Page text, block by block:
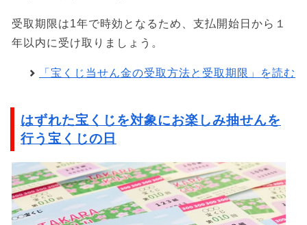
受取期限は1年で時効となるため、支払開始日から１
年以内に受け取りましょう。
「宝くじ当せん金の受取方法と受取期限」を読む
はずれた宝くじを対象にお楽しみ抽せんを
行う宝くじの日